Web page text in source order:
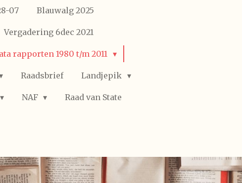
07 Blauwalg 2025
Vergadering 6dec 2021
rapporten 1980 t/m 2011
Raadsbrief Landjepik
NAF Raad van State